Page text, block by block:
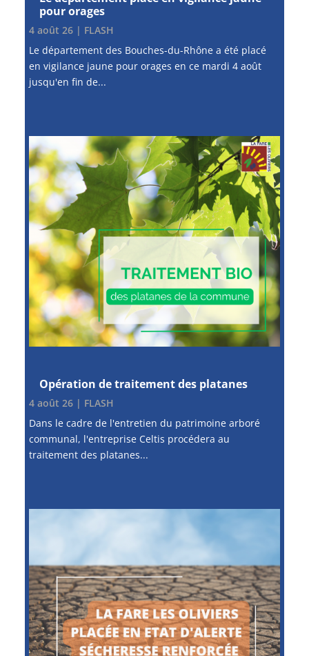
pour orages
4 août 26| FLASH
Le département des Bouches-du-Rhône a été placé
en vigilance jaune pour orages en ce mardi 4 août
jusqu'en fin de...
Opération de traitement des platanes
4 août 26| FLASH
Dans le cadre de l'entretien du patrimoine arboré
communal, l'entreprise Celtis procédera au
traitement des platanes...